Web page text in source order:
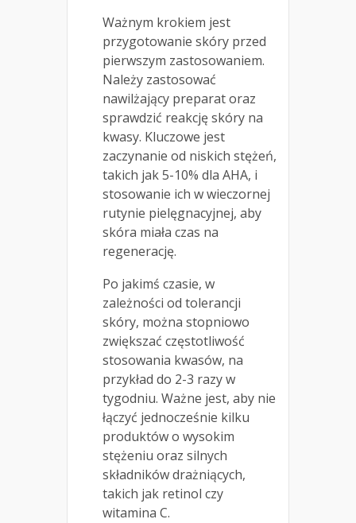
Ważnym krokiem jest
przygotowanie skóry przed
pierwszym zastosowaniem.
Należy zastosować
nawilżający preparat oraz
sprawdzić reakcję skóry na
kwasy. Kluczowe jest
zaczynanie od niskich stężeń,
takich jak 5-10% dla AHA, i
stosowanie ich w wieczornej
rutynie pielęgnacyjnej, aby
skóra miała czas na
regenerację.
Po jakimś czasie, w
zależności od tolerancji
skóry, można stopniowo
zwiększać częstotliwość
stosowania kwasów, na
przykład do 2-3 razy w
tygodniu. Ważne jest, aby nie
łączyć jednocześnie kilku
produktów o wysokim
stężeniu oraz silnych
składników drażniących,
takich jak retinol czy
witamina C.